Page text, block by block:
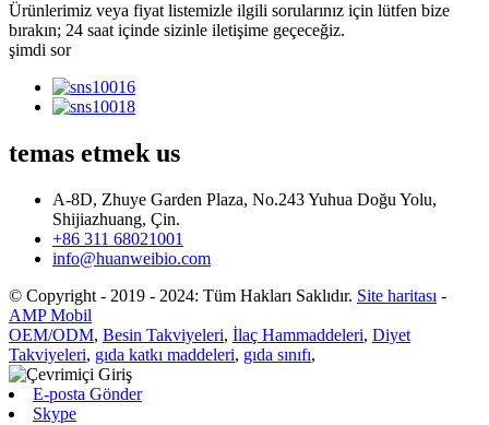
Ürünlerimiz veya fiyat listemizle ilgili sorularınız için lütfen bize
bırakın; 24 saat içinde sizinle iletişime geçeceğiz.
şimdi sor
temas etmekus
A-8D, Zhuye Garden Plaza, No.243 Yuhua Doğu Yolu,
Shijiazhuang, Çin.
+86 311 68021001
info@huanweibio.com
© Copyright - 2019 - 2024: Tüm Hakları Saklıdır. Site haritası -
AMP Mobil
OEM/ODM, Besin Takviyeleri, İlaç Hammaddeleri, Diyet
Takviyeleri, gıda katkı maddeleri, gıda sınıfı,
E-posta Gönder
Skype